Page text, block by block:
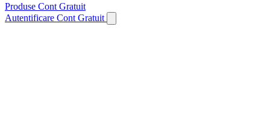
Produse Cont Gratuit
Autentificare Cont Gratuit